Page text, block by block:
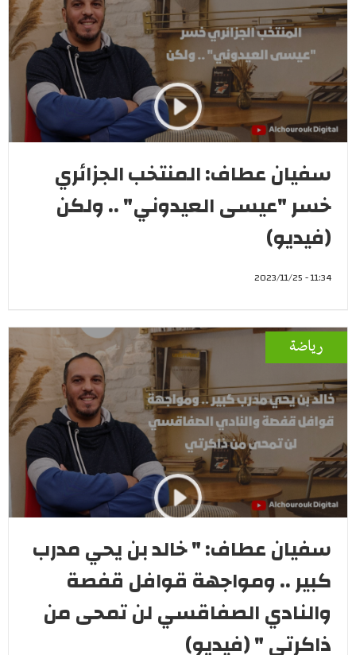
سفيان عطاف: المنتخب الجزائري
خسر "عيسى العيدوني" .. ولكن
(فيديو)
11:34 - 2023/11/25
رياضة
سفيان عطاف: " خالد بن يحي مدرب
كبير .. ومواجهة قوافل قفصة
والنادي الصفاقسي لن تمحى من
ذاكرتي " (فيديو)